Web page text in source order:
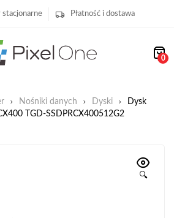
stacjonarne Płatność i dostawa
0
Nośniki danych Dyski
Dysk
TGD-SSDPRCX400512G2
🔍